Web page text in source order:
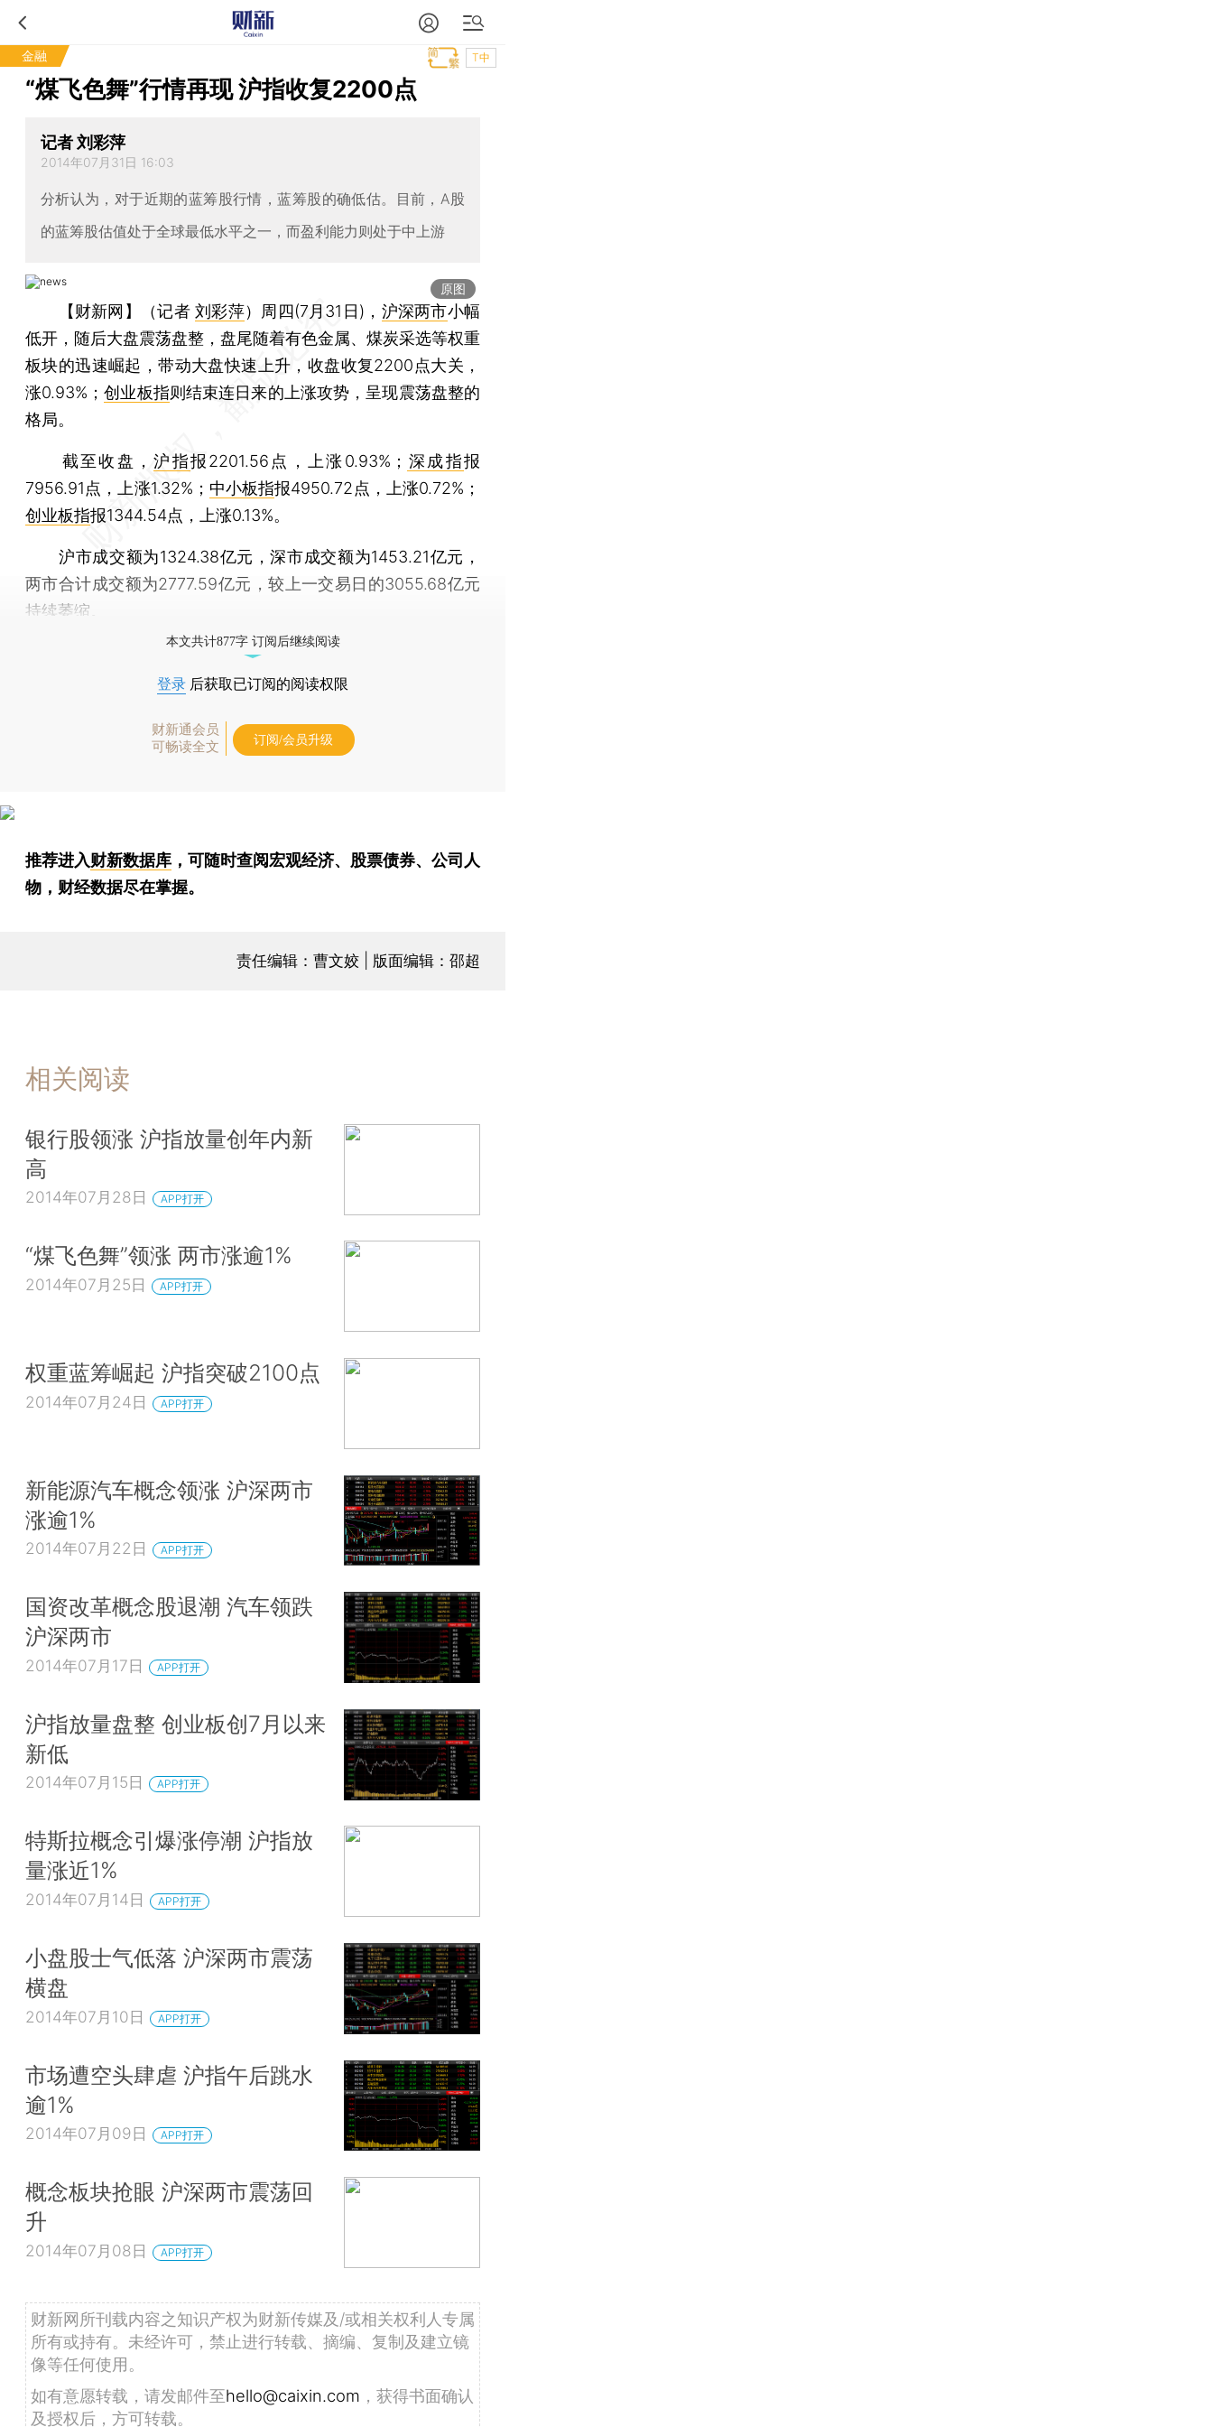
金融 T中
“煤飞色舞”行情再现 沪指收复2200点
记者 刘彩萍
2014年07月31日 16:03
分析认为，对于近期的蓝筹股行情，蓝筹股的确低估。目前，A股
的蓝筹股估值处于全球最低水平之一，而盈利能力则处于中上游
原图
【财新网】（记者刘彩萍） 周四(7月31日)， 沪深两市小幅
低开，随后大盘震荡盘整，盘尾随着有色金属、煤炭采选等权重
板块的迅速崛起，带动大盘快速上升，收盘收复2200点大关，
涨0.93%；创业板指则结束连日来的上涨攻势，呈现震荡盘整的
格局。
截至收盘，沪指报2201.56点，上涨0.93%； 深成指报
7956.91点，上涨1.32%； 中小板指报4950.72点，上涨0.72%；
创业板指报1344.54点，上涨0.13%。
沪市成交额为1324.38亿元，深市成交额为1453.21亿元，
两市合计成交额为2777.59亿元，较上一交易日的3055.68亿元
持续萎缩。
本文共计877字 订阅后继续阅读
登录 后获取已订阅的阅读权限
财新通会员
可畅读全文
订阅/会员升级
推荐进入财新数据库 ，可随时查阅宏观经济、股票债券、公司人
物，财经数据尽在掌握。
责任编辑：曹文姣 | 版面编辑：邵超
相关阅读
银行股领涨 沪指放量创年内新
高
2014年07月28日 APP打开
“煤飞色舞”领涨 两市涨逾1%
2014年07月25日 APP打开
权重蓝筹崛起 沪指突破2100点
2014年07月24日 APP打开
新能源汽车概念领涨 沪深两市
涨逾1%
2014年07月22日 APP打开
国资改革概念股退潮 汽车领跌
沪深两市
2014年07月17日 APP打开
沪指放量盘整 创业板创7月以来
新低
2014年07月15日 APP打开
特斯拉概念引爆涨停潮 沪指放
量涨近1%
2014年07月14日 APP打开
小盘股士气低落 沪深两市震荡
横盘
2014年07月10日 APP打开
市场遭空头肆虐 沪指午后跳水
逾1%
2014年07月09日 APP打开
概念板块抢眼 沪深两市震荡回
升
2014年07月08日 APP打开
财新网所刊载内容之知识产权为财新传媒及/或相关权利人专属
所有或持有。未经许可，禁止进行转载、摘编、复制及建立镜
像等任何使用。
如有意愿转载，请发邮件至hello@caixin.com ，获得书面确认
及授权后，方可转载。